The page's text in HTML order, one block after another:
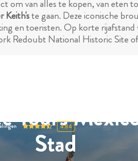
om van alles te kopen, van eten
Keith'ste gaan. Deze iconische
en toeristen. Op korte
Redoubt National Historic Site
Tours
Stad
4.84